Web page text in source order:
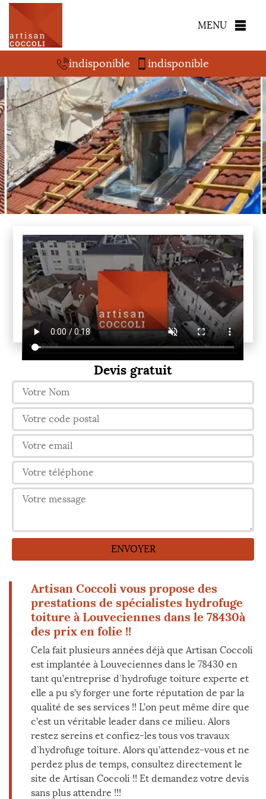
MENU
indisponible indisponible
Devis gratuit
Artisan Coccoli vous propose des
prestations de spécialistes hydrofuge
toiture à Louveciennes dans le 78430à
des prix en folie !!
Cela fait plusieurs années déjà que Artisan Coccoli
est implantée à Louveciennes dans le 78430 en
tant qu’entreprise d`hydrofuge toiture experte et
elle a pu s’y forger une forte réputation de par la
qualité de ses services !! L’on peut même dire que
c’est un véritable leader dans ce milieu. Alors
restez sereins et confiez-les tous vos travaux
d`hydrofuge toiture. Alors qu’attendez-vous et ne
perdez plus de temps, consultez directement le
site de Artisan Coccoli !! Et demandez votre devis
sans plus attendre !!!